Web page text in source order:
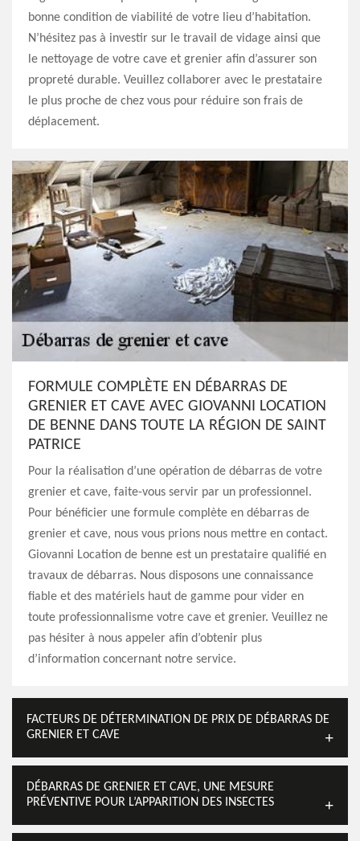
bonne condition de viabilité de votre lieu d’habitation.
N’hésitez pas à investir sur le travail de vidage ainsi que
le nettoyage de votre cave et grenier afin d’assurer son
propreté durable. Veuillez collaborer avec le prestataire
le plus proche de chez vous pour réduire son frais de
déplacement.
FORMULE COMPLÈTE EN DÉBARRAS DE
GRENIER ET CAVE AVEC GIOVANNI LOCATION
DE BENNE DANS TOUTE LA RÉGION DE SAINT
PATRICE
Pour la réalisation d’une opération de débarras de votre
grenier et cave, faite-vous servir par un professionnel.
Pour bénéficier une formule complète en débarras de
grenier et cave, nous vous prions nous mettre en contact.
Giovanni Location de benne est un prestataire qualifié en
travaux de débarras. Nous disposons une connaissance
fiable et des matériels haut de gamme pour vider en
toute professionnalisme votre cave et grenier. Veuillez ne
pas hésiter à nous appeler afin d’obtenir plus
d’information concernant notre service.
FACTEURS DE DÉTERMINATION DE PRIX DE DÉBARRAS DE
GRENIER ET CAVE
DÉBARRAS DE GRENIER ET CAVE, UNE MESURE
PRÉVENTIVE POUR L’APPARITION DES INSECTES